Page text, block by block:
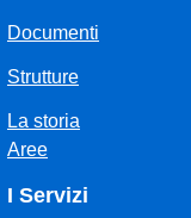
Documenti
Strutture
La storia
Aree
I Servizi